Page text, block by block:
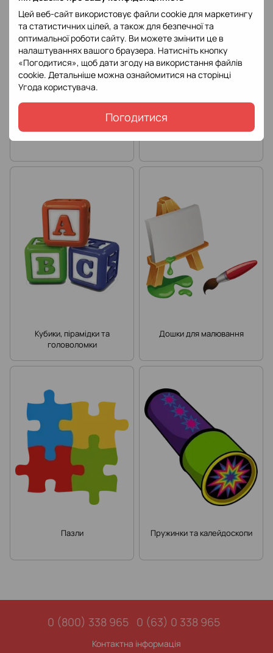
Цей веб-сайт використовує файли cookie для маркетингу
та статистичних цілей, а також для безпечної та
оптимальної роботи сайту. Ви можете змінити це в
налаштуваннях вашого браузера. Натисніть кнопку
«Погодитися», щоб дати згоду на використання файлів
cookie. Детальніше можна ознайомитися на сторінці
Угода користувача.
Погодитися
Риболовля Активні ігри
Кубики, пірамідки та
головоломки
Дошки для малювання
Пазли Пружинки та калейдоскопи
0 (800) 338 965 0 (63) 0 338 965
Контактна інформація